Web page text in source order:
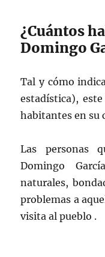
¿Cuántos
Domingo
Tal y cómo
estadística),
habitantes en su
Las personas
Domingo
naturales,
problemas a
visita al pueblo .